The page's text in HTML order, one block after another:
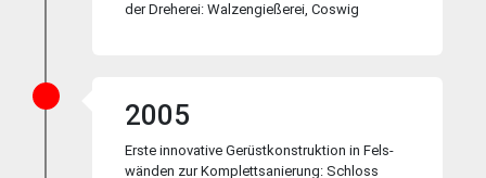
der Dre­her­ei: Walzen­gie­ßer­ei, Cos­wig
2005
Erste innovative Gerüst­kon­struk­tion in Fels­
wän­den zur Kom­plett­sa­nie­rung: Schloss